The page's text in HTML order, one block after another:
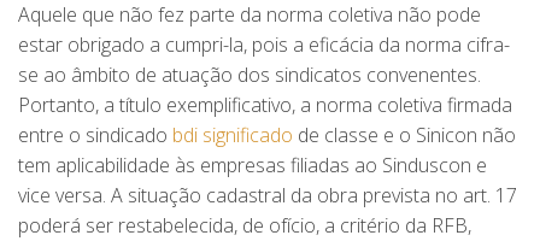
Aquele que não fez parte da norma coletiva não pode
estar obrigado a cumpri-la, pois a eficácia da norma cifra-
se ao âmbito de atuação dos sindicatos convenentes.
Portanto, a título exemplificativo, a norma coletiva firmada
entre o sindicado bdi significado de classe e o Sinicon não
tem aplicabilidade às empresas filiadas ao Sinduscon e
vice versa. A situação cadastral da obra prevista no art. 17
poderá ser restabelecida, de ofício, a critério da RFB,